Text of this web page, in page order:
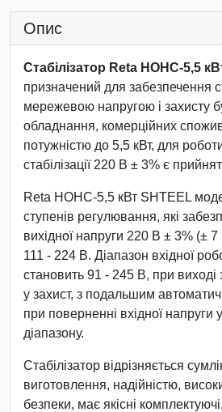
Опис
Стабілізатор Reta НОНС-5,5
призначений для забезпечення
мережевою напругою і захисту
обладнання, комерційних
потужністю до 5,5 кВт, для
стабілізації 220 В ± 3% є
Reta НОНС-5,5 кВт SHTEEL
ступенів регулювання, які
вихідної напруги 220 В ± 3% (± 7
111 - 224 В. Діапазон вхідної
становить 91 - 245 В, при виході
у захист, з подальшим
при поверненні вхідної напруги
діапазону.
Стабілізатор відрізняється
виготовлення, надійністю,
безпеки, має якісні